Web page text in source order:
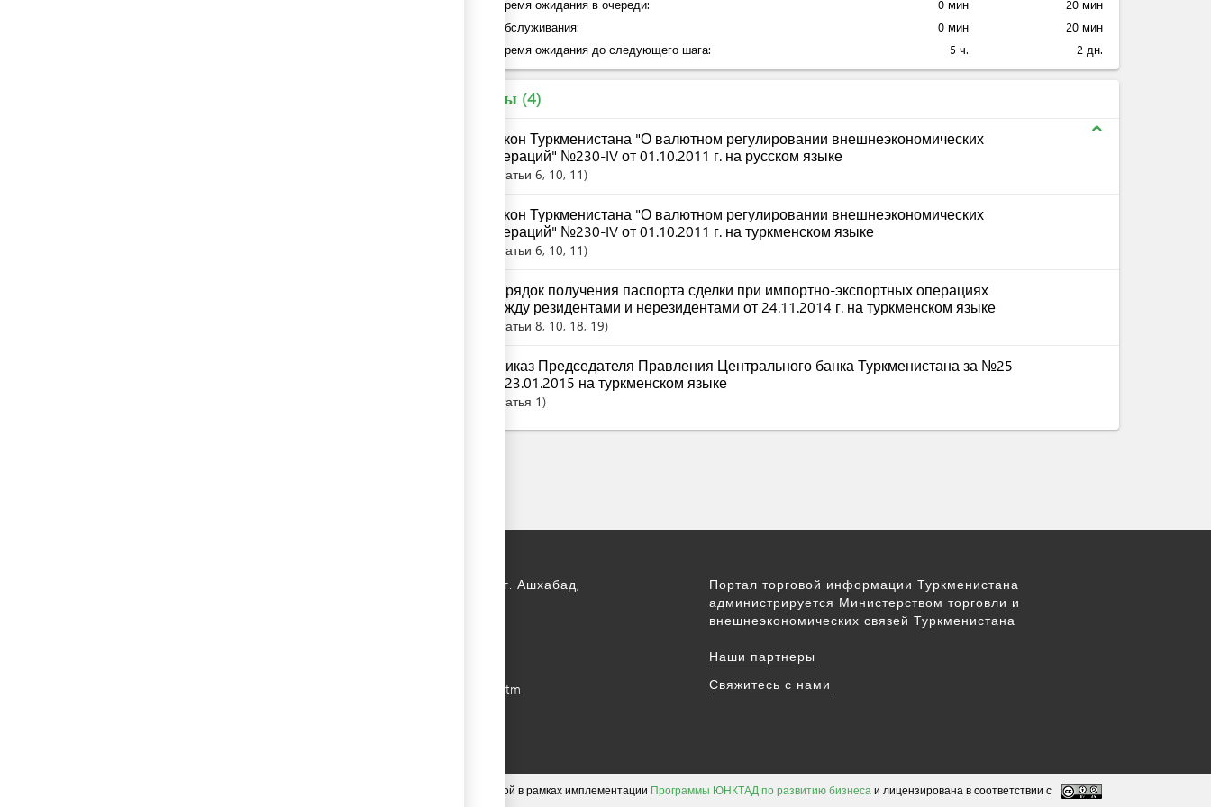
общее время ожидания в очереди:
0 мин
20 мин
Время обслуживания:
0 мин
20 мин
общее время ожидания до следующего шага:
5 ч. 2 дн.
Законы 4
expand_less
Закон Туркменистана "О валютном регулировании внешнеэкономических
операций" №230-IV от 01.10.2011 г. на русском языке
Статьи 6, 10, 11
Закон Туркменистана "О валютном регулировании внешнеэкономических
операций" №230-IV от 01.10.2011 г. на туркменском языке
Статьи 6, 10, 11
Порядок получения паспорта сделки при импортно-экспортных операциях
между резидентами и нерезидентами от 24.11.2014 г. на туркменском языке
Статьи 8, 10, 18, 19
Приказ Председателя Правления Центрального банка Туркменистана за №25
от 23.01.2015 на туркменском языке
Статья 1
744000, Туркменистан, г. Ашхабад,
www.mintradefer.gov.tm
Портал торговой информации Туркменистана
администрируется Министерством торговли и
внешнеэкономических связей Туркменистана
Наши партнеры
Свяжитесь с нами
При поддержке e-Regulations©, системы управления контентом, разработанной в рамках имплементации Программы ЮНКТАД по развитию бизнеса и лицензирована в соответствии с